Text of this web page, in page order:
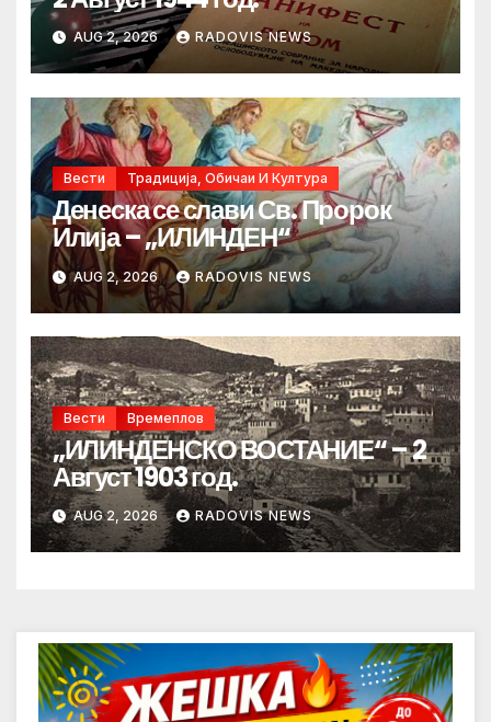
AUG 2, 2026 RADOVIS NEWS
Вести Традиција, Обичаи И Култура
Денеска се слави Св. Пророк
Илија – „ИЛИНДЕН“
AUG 2, 2026 RADOVIS NEWS
Вести Времеплов
„ИЛИНДЕНСКО ВОСТАНИЕ“ – 2
Август 1903 год.
AUG 2, 2026 RADOVIS NEWS